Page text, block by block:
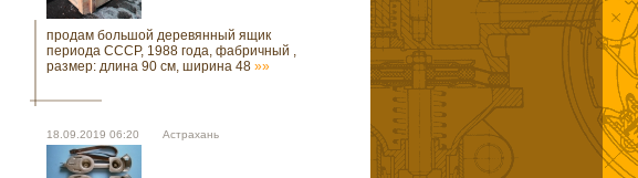
продам большой деревянный ящик
периода СССР, 1988 года, фабричный ,
размер: длина 90 см, ширина 48 »»
18.09.2019 06:20 Астрахань